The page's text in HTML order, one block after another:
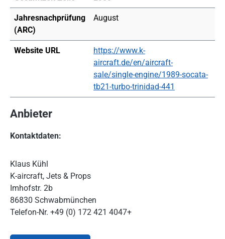
Jahresnachprüfung
(ARC)
August
Website URL
https://www.k-
aircraft.de/en/aircraft-
sale/single-engine/1989-socata-
tb21-turbo-trinidad-441
Anbieter
Kontaktdaten:
Klaus Kühl
K-aircraft, Jets & Props
Imhofstr. 2b
86830 Schwabmünchen
Telefon-Nr. +49 (0) 172 421 4047+